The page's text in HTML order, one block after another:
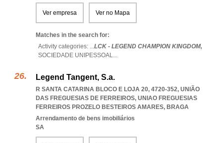
Ver empresa Ver no Mapa
Matches in the search for:
Activity categories: ...LCK - LEGEND CHAMPION KINGDOM,
SOCIEDADE UNIPESSOAL...
Legend Tangent, S.a.
R SANTA CATARINA BLOCO E LOJA 20, 4720-352, UNIÃO
DAS FREGUESIAS DE FERREIROS, UNIAO FREGUESIAS
FERREIROS PROZELO BESTEIROS AMARES, BRAGA
Arrendamento de bens imobiliários
SA